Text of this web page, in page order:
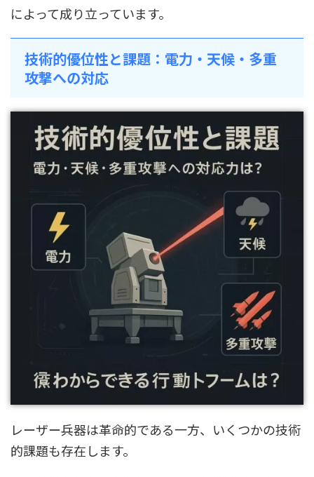
によって成り立っています。
技術的優位性と課題：電力・天候・多重
攻撃への対応
レーザー兵器は革命的である一方、いくつかの技術
的課題も存在します。